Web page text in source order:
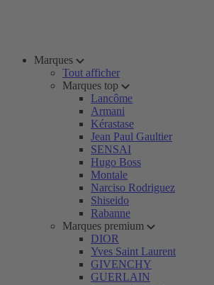
Marques
Tout afficher
Marques top
Lancôme
Armani
Kérastase
Jean Paul Gaultier
SENSAI
Hugo Boss
Montale
Narciso Rodriguez
Shiseido
Rabanne
Marques premium
DIOR
Yves Saint Laurent
GIVENCHY
GUERLAIN